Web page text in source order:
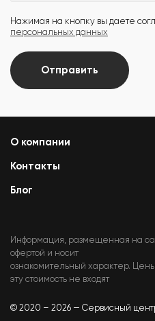
Нажимая на кнопку вы даете
персональных данных
Отправить
О компании
Контакты
Блог
Информация, размещенная на
офертой и носит
ознакомительный характер. Цены
эту стоимость не входят
© 2020 – 2026 — Сервисный центр